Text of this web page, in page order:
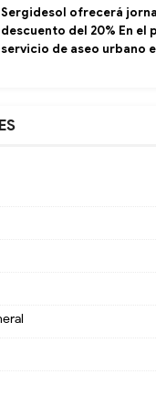
Sergidesol ofrecerá
descuento del 20% En el
servicio de aseo urbano